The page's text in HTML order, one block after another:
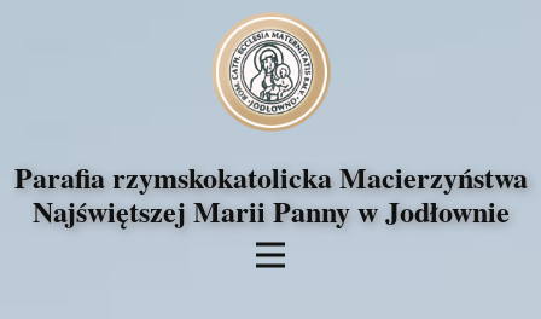
Parafia rzymskokatolicka Macierzyństwa
Najświętszej Marii Panny w Jodłownie